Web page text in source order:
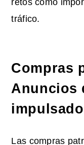
tráfico.
Compras
Anuncios
Las compras